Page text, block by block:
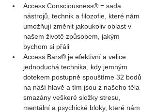
Access Consciousness® = sada
nástrojů, technik a filozofie, které nám
umožňují změnit jakoukoliv oblast v
našem životě způsobem, jakým
bychom si přáli
Access Bars® je efektivní a velice
jednoduchá technika, kdy jemným
dotekem postupně spouštíme 32 bodů
na naší hlavě a tím jsou z našeho těla
smazány veškeré složky stresu,
mentální a psychické bloky, které nám